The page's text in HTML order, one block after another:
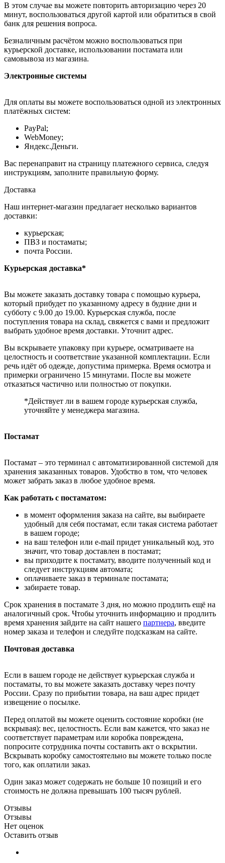
В этом случае вы можете повторить авторизацию через 20
минут, воспользоваться другой картой или обратиться в свой
банк для решения вопроса.
Безналичным расчётом можно воспользоваться при
курьерской доставке, использовании постамата или
самовывоза из магазина.
Электронные системы
Для оплаты вы можете воспользоваться одной из электронных
платёжных систем:
PayPal;
WebMoney;
Яндекс.Деньги.
Вас перенаправит на страницу платежного сервиса, следуя
инструкциям, заполните правильную форму.
Доставка
Наш интернет-магазин предлагает несколько вариантов
доставки:
курьерская;
ПВЗ и постаматы;
почта России.
Курьерская доставка*
Вы можете заказать доставку товара с помощью курьера,
который прибудет по указанному адресу в будние дни и
субботу с 9.00 до 19.00. Курьерская служба, после
поступления товара на склад, свяжется с вами и предложит
выбрать удобное время доставки. Уточнит адрес.
Вы вскрываете упаковку при курьере, осматриваете на
целостность и соответствие указанной комплектации. Если
речь идёт об одежде, допустима примерка. Время осмотра и
примерки ограничено 15 минутами. После вы можете
отказаться частично или полностью от покупки.
*Действует ли в вашем городе курьерская служба,
уточняйте у менеджера магазина.
Постамат
Постамат – это терминал с автоматизированной системой для
хранения заказанных товаров. Удобство в том, что человек
может забрать заказ в любое удобное время.
Как работать с постаматом:
в момент оформления заказа на сайте, вы выбираете
удобный для себя постамат, если такая система работает
в вашем городе;
на ваш телефон или e-mail придет уникальный код, это
значит, что товар доставлен в постамат;
вы приходите к постамату, вводите полученный код и
следует инструкциям автомата;
оплачиваете заказ в терминале постамата;
забираете товар.
Срок хранения в постамате 3 дня, но можно продлить ещё на
аналогичный срок. Чтобы уточнить информацию и продлить
время хранения зайдите на сайт нашего партнера, введите
номер заказа и телефон и следуйте подсказкам на сайте.
Почтовая доставка
Если в вашем городе не действует курьерская служба и
постаматы, то вы можете заказать доставку через почту
России. Сразу по прибытии товара, на ваш адрес придет
извещение о посылке.
Перед оплатой вы можете оценить состояние коробки (не
вскрывая): вес, целостность. Если вам кажется, что заказ не
соответствует параметрам или коробка повреждена,
попросите сотрудника почты составить акт о вскрытии.
Вскрывать коробку самостоятельно вы можете только после
того, как оплатили заказ.
Один заказ может содержать не больше 10 позиций и его
стоимость не должна превышать 100 тысяч рублей.
Отзывы
Отзывы
Нет оценок
Оставить отзыв